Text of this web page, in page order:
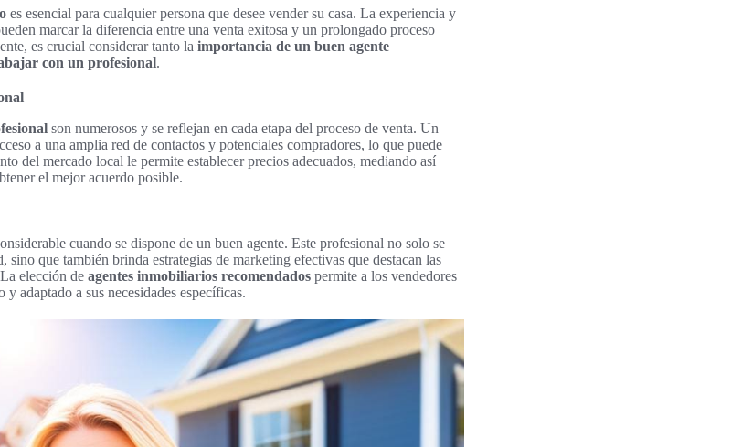
es esencial para cualquier persona que desee vender su casa. La experiencia y
marcar la diferencia entre una venta exitosa y un prolongado proceso
es crucial considerar tanto la importancia de un buen agente
con un profesional.
son numerosos y se reflejan en cada etapa del proceso de venta. Un
a una amplia red de contactos y potenciales compradores, lo que puede
del mercado local le permite establecer precios adecuados, mediando así
el mejor acuerdo posible.
cuando se dispone de un buen agente. Este profesional no solo se
sino que también brinda estrategias de marketing efectivas que destacan las
elección de agentes inmobiliarios recomendados permite a los vendedores
adaptado a sus necesidades específicas.